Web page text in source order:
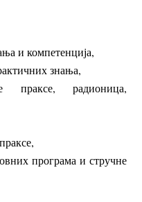
и компетенција,
знања,
праксе, радионица,
програма и стручне